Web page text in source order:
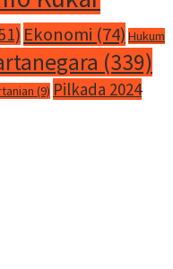
Ekonomi (74) Hukum
(339)
(9) Pilkada 2024